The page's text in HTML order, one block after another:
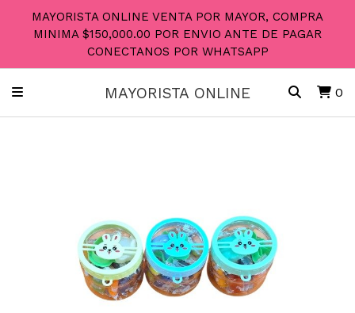
MAYORISTA ONLINE VENTA POR MAYOR, COMPRA
MINIMA $150,000.00 POR ENVIO ANTE DE PAGAR
CONECTANOS POR WHATSAPP
MAYORISTA ONLINE 0